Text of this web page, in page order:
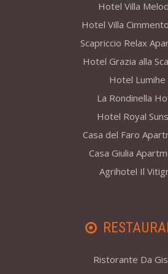
Hotel Villa
Hotel Villa
Scapriccio Relax
Hotel Grazia alla
Hotel Lumihe
La Rondinella
Hotel Royal
Casa del Faro
Casa Giulia
Agrihotel Il
Ristorante Da